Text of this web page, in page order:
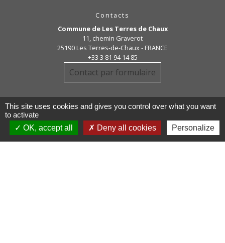
Contacts
Commune de Les Terres de Chaux
11, chemin Graverot
25190 Les Terres-de-Chaux - FRANCE
+33 3 81 94 14 85
Contact par formulaire
This site uses cookies and gives you control over what you want
to activate
OK, accept all
Deny all cookies Personalize